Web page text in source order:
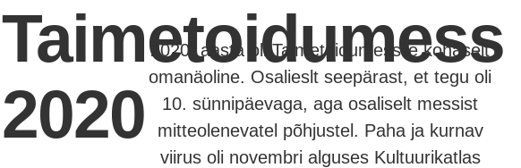
Taimetoidumess
2020
2020. aasta oli Taimetoidumessile kohaselt
omanäoline. Osalieslt seepärast, et tegu oli
10. sünnipäevaga, aga osaliselt messist
mitteolenevatel põhjustel. Paha ja kurnav
viirus oli novembri alguses Kultuurikatlas